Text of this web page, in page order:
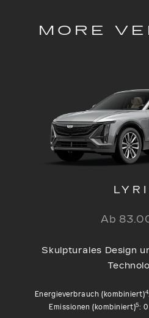
MORE
Ab
Skulpturales Design
Energieverbrauch (kombiniert)4
Emissionen (kombiniert)5: 0